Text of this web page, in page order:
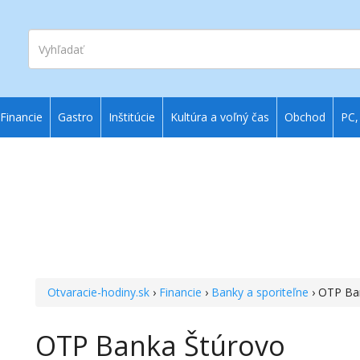
Vyhľadať
Otvaracie-hodiny.sk › Financie › Banky a sporiteľne › OTP
OTP Banka Štúrovo
Financie Gastro Inštitúcie Kultúra a voľný čas Obchod